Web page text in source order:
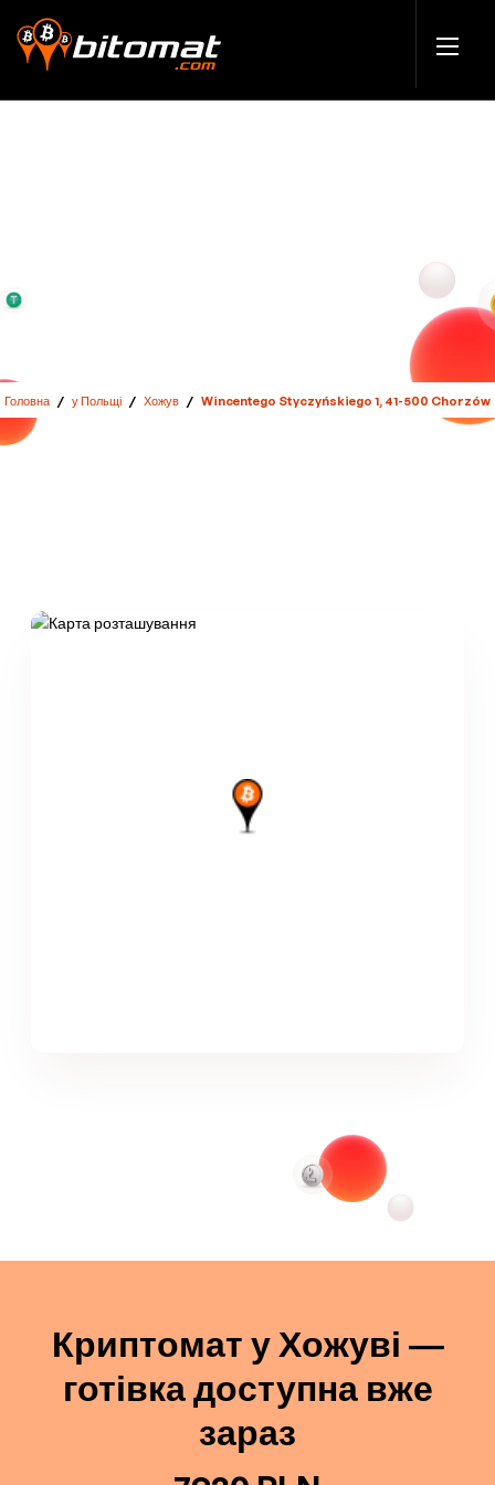
Головна / у Польщі / Хожув / Wincentego Styczyńskiego 1, 41-500 Chorzów
Криптомат у Хожуві —
готівка доступна вже
зараз